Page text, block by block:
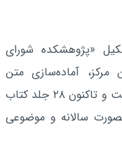
«پژوهشکده شورای
مرکز، آماده‌سازی متن
مذاکرات اعضا برای انتشار عمومی قرار گرفت و تاکنون ۲۸ جلد کتاب
سالانه و موضوعی